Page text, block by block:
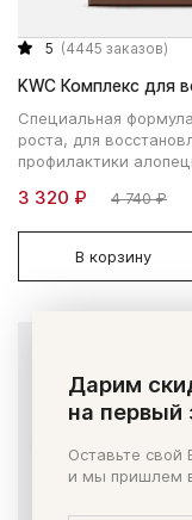
5 (4445 заказов)
KWC Комплекс для
Специальная
роста, для
профилактики
3 320 ₽ 4 740 ₽
В корзину
Дарим
на первый
Оставьте свой
и мы пришлем